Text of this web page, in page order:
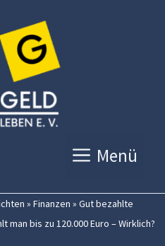
Menü
» Finanzen » Gut bezahlte
bis zu 120.000 Euro – Wirklich?